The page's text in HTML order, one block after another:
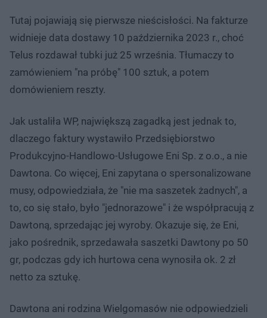
Tutaj pojawiają się pierwsze nieścisłości. Na fakturze
widnieje data dostawy 10 października 2023 r., choć
Telus rozdawał tubki już 25 września. Tłumaczy to
zamówieniem "na próbę" 100 sztuk, a potem
domówieniem reszty.
Jak ustaliła WP, największą zagadką jest jednak to,
dlaczego faktury wystawiło Przedsiębiorstwo
Produkcyjno-Handlowo-Usługowe Eni Sp. z o.o., a nie
Dawtona. Co więcej, Eni zapytana o spersonalizowane
musy, odpowiedziała, że "nie ma saszetek żadnych", a
to, co się stało, było "jednorazowe" i że współpracują z
Dawtoną, sprzedając jej wyroby. Okazuje się, że Eni,
jako pośrednik, sprzedawała saszetki Dawtony po 50
gr, podczas gdy ich hurtowa cena wynosiła ok. 2 zł
netto za sztukę.
Dawtona ani rodzina Wielgomasów nie odpowiedzieli